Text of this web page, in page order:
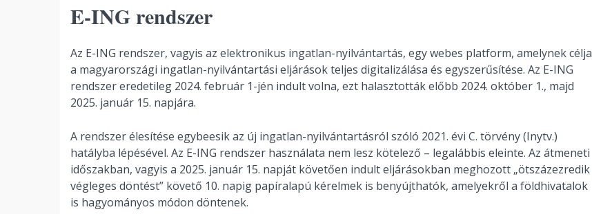
E-ING rendszer
Az E-ING rendszer, vagyis az elektronikus ingatlan-nyilvántartás, egy webes platform, amelynek célja
a magyarországi ingatlan-nyilvántartási eljárások teljes digitalizálása és egyszerűsítése. Az E-ING
rendszer eredetileg 2024. február 1-jén indult volna, ezt halasztották előbb 2024. október 1., majd
2025. január 15. napjára.
A rendszer élesítése egybeesik az új ingatlan-nyilvántartásról szóló 2021. évi C. törvény (Inytv.)
hatályba lépésével. Az E-ING rendszer használata nem lesz kötelező – legalábbis eleinte. Az átmeneti
időszakban, vagyis a 2025. január 15. napját követően indult eljárásokban meghozott „ötszázezredik
végleges döntést” követő 10. napig papíralapú kérelmek is benyújthatók, amelyekről a földhivatalok
is hagyományos módon döntenek.